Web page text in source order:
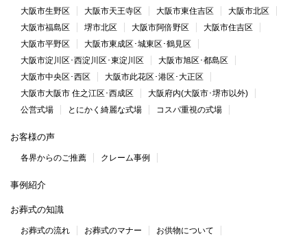
大阪市生野区 大阪市天王寺区 大阪市東住吉区
大阪市北区
大阪市福島区
堺市北区 大阪市阿倍野区
大阪市住吉区
大阪市平野区
大阪市東成区･城東区･鶴見区
大阪市淀川区･西淀川区･東淀川区
大阪市旭区･都島区
大阪市中央区･西区
大阪市此花区･港区･大正区
大阪市大阪市 住之江区･西成区
大阪府内(大阪市･堺市以外)
公営式場
とにかく綺麗な式場 コスパ重視の式場
お客様の声
各界からのご推薦 クレーム事例
事例紹介
お葬式の知識
お葬式の流れ お葬式のマナー
お供物について